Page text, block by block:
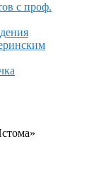
с проф.